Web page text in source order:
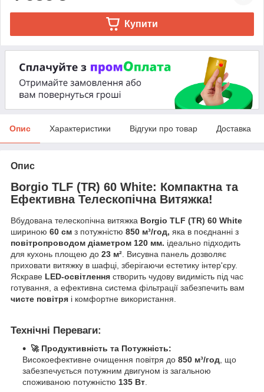
Купити
Опис Характеристики Відгуки про товар Доставка
Опис
Borgio TLF (TR) 60 White: Компактна та
Ефективна Телескопічна Витяжка!
Вбудована телескопічна витяжка Borgio TLF (TR) 60 White
шириною 60 см з потужністю 850 м³/год, яка в поєднанні з
повітропроводом діаметром 120 мм. ідеально підходить
для кухонь площею до 23 м² . Висувна панель дозволяє
приховати витяжку в шафці, зберігаючи естетику інтер'єру.
Яскраве LED-освітлення створить чудову видимість під час
готування, а ефективна система фільтрації забезпечить вам
чисте повітря і комфортне використання.
Технічні Переваги:
🚀 Продуктивність та Потужність:
Високоефективне очищення повітря до 850 м³/год , що
забезпечується потужним двигуном із загальною
споживаною потужністю 135 Вт